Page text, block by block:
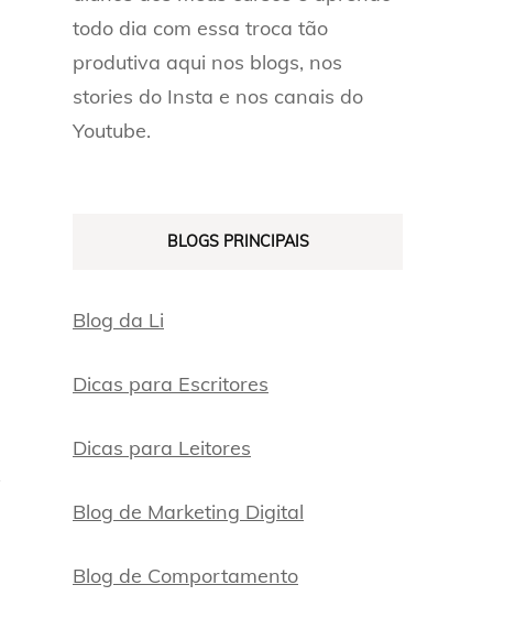
todo dia com essa troca tão
produtiva aqui nos blogs, nos
stories do Insta e nos canais do
Youtube.
BLOGS PRINCIPAIS
Blog da Li
Dicas para Escritores
Dicas para Leitores
Blog de Marketing Digital
Blog de Comportamento